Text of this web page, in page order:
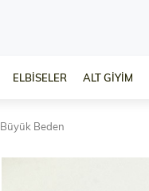
ELBİSELER ALT GİYİM
Büyük Beden